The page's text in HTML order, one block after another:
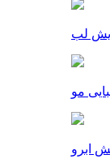
لب
مو
ابرو